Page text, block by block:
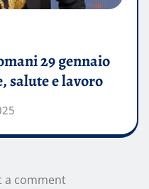
29 gennaio
salute e lavoro
a comment